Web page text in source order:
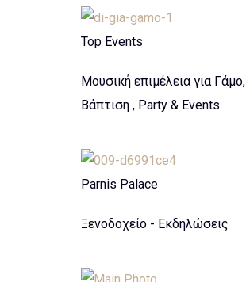
Top Events
Μουσική επιμέλεια για Γάμο,
Βάπτιση , Party & Events
Parnis Palace
Ξενοδοχείο - Εκδηλώσεις